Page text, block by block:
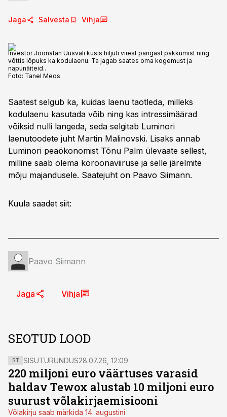
Jaga Salvesta Vihja
Investor Joonatan Uusväli küsis hiljuti viiest pangast pakkumist ning
võttis lõpuks ka kodulaenu. Ta jagab saates oma kogemust ja
näpunäiteid..
Foto: Tanel Meos
Saatest selgub ka, kuidas laenu taotleda, milleks
kodulaenu kasutada võib ning kas intressimäärad
võiksid nulli langeda, seda selgitab Luminori
laenutoodete juht Martin Malinovski. Lisaks annab
Luminori peaökonomist Tõnu Palm ülevaate sellest,
milline saab olema koroonaviiruse ja selle järelmite
mõju majandusele. Saatejuht on Paavo Siimann.
Kuula saadet siit:
Paavo Siimann
Jaga Vihja
SEOTUD LOOD
ST SISUTURUNDUS28.07.26, 12:09
220 miljoni euro väärtuses varasid
haldav Tewox alustab 10 miljoni euro
suurust võlakirjaemisiooni
Võlakirju saab märkida 14. augustini